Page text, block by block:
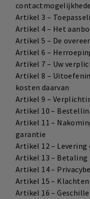
Artikel 3 –
Artikel 4 – Het
Artikel 5 – De
Artikel 6 –
Artikel 7 – Uw
Artikel 8 –
kosten daarvan
Artikel 9 –
Artikel 10 –
Artikel 11 –
garantie
Artikel 12 –
Artikel 13 – Betaling
Artikel 14 –
Artikel 15 –
Artikel 16 –